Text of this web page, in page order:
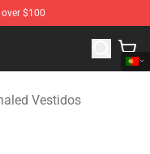
$100
Merchandise Store
Vestidos